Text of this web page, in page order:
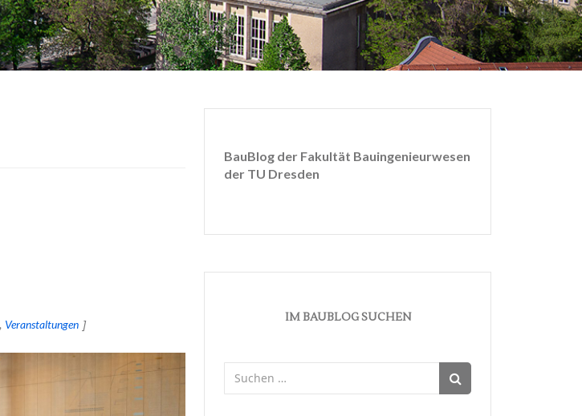
Veranstaltungen
BauBlog der Fakultät Bauingenieurwesen
der TU Dresden
IM BAUBLOG SUCHEN
nach: